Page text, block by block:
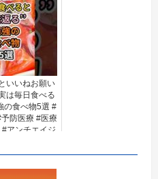
いいねお願い
は毎日食べる
の食べ物5選 #
防医療 #医療
アンチエイジ